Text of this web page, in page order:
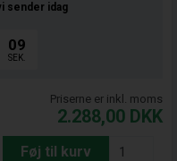
sender idag
08
SEK.
Priserne er inkl. moms
2.288,00 DKK
Føj til kurv